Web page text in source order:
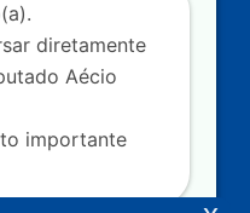
diretamente
Aécio
importante